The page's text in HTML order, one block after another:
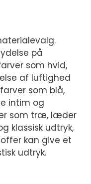
på
som hvid,
af luftighed
som blå,
intim og
som træ, læder
klassisk udtryk,
kan give et
udtryk.